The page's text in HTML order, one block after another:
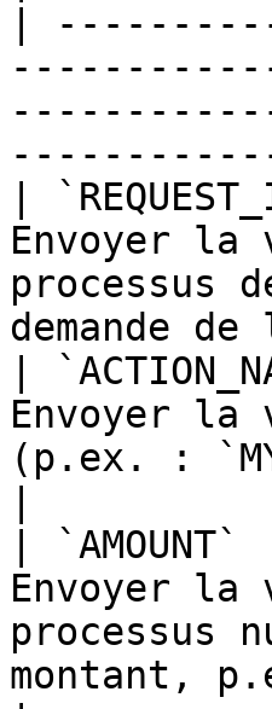
|
|
Envoyer la
processus
demande
|
Envoyer la
(p.ex. :
|
Envoyer la
processus
montant,